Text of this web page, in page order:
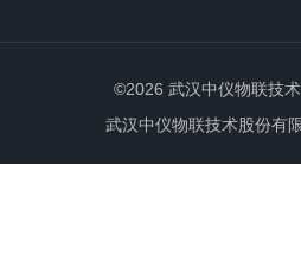
©2026 武汉中仪物联技
武汉中仪物联技术股份有